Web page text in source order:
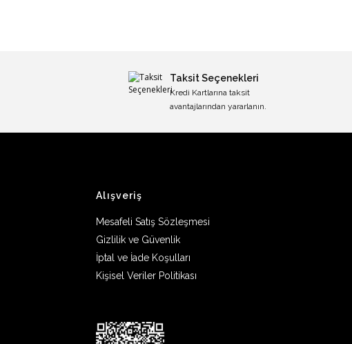
Taksit Seçenekleri
Kredi Kartlarına taksit
avantajlarından yararlanın.
Alışveriş
Mesafeli Satış Sözleşmesi
Gizlilik ve Güvenlik
İptal ve İade Koşulları
Kişisel Veriler Politikası